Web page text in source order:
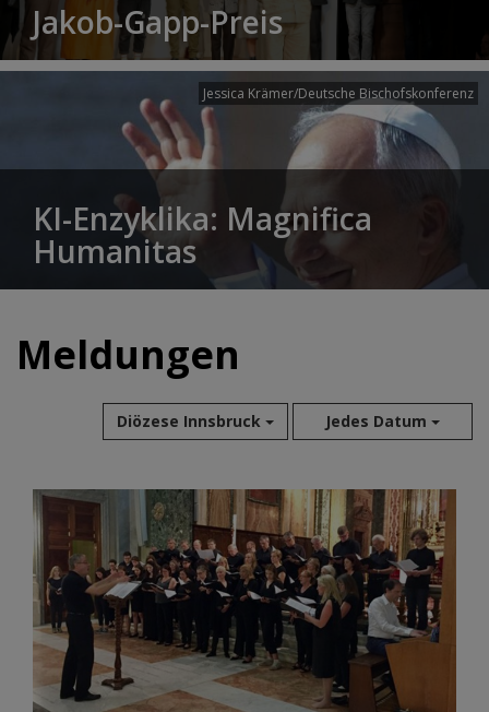
Jakob-Gapp-Preis
Jessica Krämer/Deutsche Bischofskonferenz
KI-Enzyklika: Magnifica
Humanitas
Meldungen
Diözese Innsbruck Jedes Datum
Aug 2026
Jul 2026
Jun 2026
Mai 2026
Apr 2026
Mär 2026
Feb 2026
Jan 2026